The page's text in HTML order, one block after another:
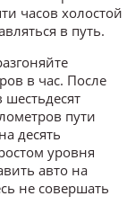
часов холостой
в путь.
в час. После
шестьдесят
пути
десять
уровня
авто на
не совершать